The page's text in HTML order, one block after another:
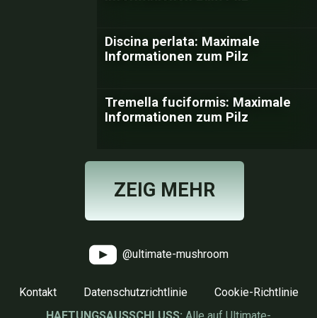
Discina perlata: Maximale
Informationen zum Pilz
Tremella fuciformis: Maximale
Informationen zum Pilz
ZEIG MEHR
@ultimate-mushroom
Kontakt Datenschutzrichtlinie
Cookie-Richtlinie